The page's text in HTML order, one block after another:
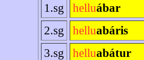
1.sg
helluábar
2.sg
helluabáris
3.sg
helluabátur